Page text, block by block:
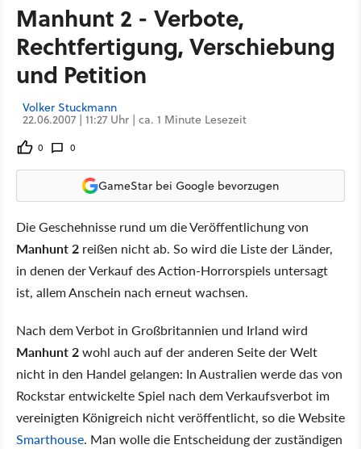
Manhunt 2 - Verbote,
Rechtfertigung, Verschiebung
und Petition
Volker Stuckmann
22.06.2007 | 11:27 Uhr | ca. 1 Minute Lesezeit
0 0
GameStar bei Google bevorzugen
Die Geschehnisse rund um die Veröffentlichung von
Manhunt 2 reißen nicht ab. So wird die Liste der Länder,
in denen der Verkauf des Action-Horrorspiels untersagt
ist, allem Anschein nach erneut wachsen.
Nach dem Verbot in Großbritannien und Irland wird
Manhunt 2wohl auch auf der anderen Seite der Welt
nicht in den Handel gelangen: In Australien werde das von
Rockstar entwickelte Spiel nach dem Verkaufsverbot im
vereinigten Königreich nicht veröffentlicht, so die Website
Smarthouse. Man wolle die Entscheidung der zuständigen